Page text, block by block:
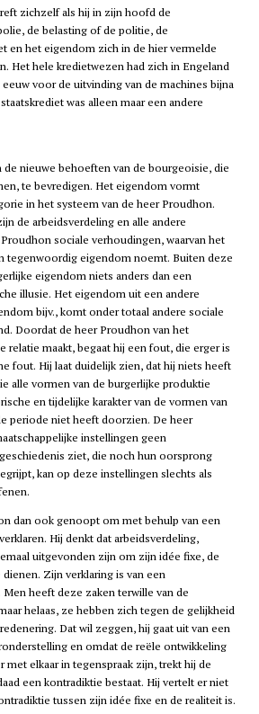
zichzelf als hij in zijn hoofd de
de belasting of de politie, de
en het eigendom zich in de hier vermelde
Het hele kredietwezen had zich in Engeland
voor de uitvinding van de machines bijna
was alleen maar een andere
nieuwe behoeften van de bourgeoisie, die
te bevredigen. Het eigendom vormt
in het systeem van de heer Proudhon.
de arbeidsverdeling en alle andere
sociale verhoudingen, waarvan het
tegenwoordig eigendom noemt. Buiten deze
eigendom niets anders dan een
illusie. Het eigendom uit een andere
bijv., komt onder totaal andere sociale
Doordat de heer Proudhon van het
relatie maakt, begaat hij een fout, die erger is
fout. Hij laat duidelijk zien, dat hij niets heeft
alle vormen van de burgerlijke produktie
en tijdelijke karakter van de vormen van
periode niet heeft doorzien. De heer
instellingen geen
ziet, die noch hun oorsprong
kan op deze instellingen slechts als
dan ook genoopt om met behulp van een
Hij denkt dat arbeidsverdeling,
uitgevonden zijn om zijn idée fixe, de
Zijn verklaring is van een
heeft deze zaken terwille van de
helaas, ze hebben zich tegen de gelijkheid
Dat wil zeggen, hij gaat uit van een
en omdat de reële ontwikkeling
elkaar in tegenspraak zijn, trekt hij de
een kontradiktie bestaat. Hij vertelt er niet
tussen zijn idée fixe en de realiteit is.